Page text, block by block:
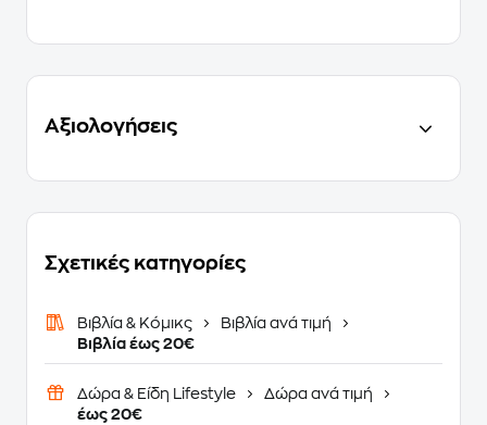
Αξιολογήσεις
Σχετικές κατηγορίες
Βιβλία & Κόμικς
Βιβλία ανά τιμή
Βιβλία έως 20€
Δώρα & Είδη Lifestyle
Δώρα ανά τιμή
έως 20€